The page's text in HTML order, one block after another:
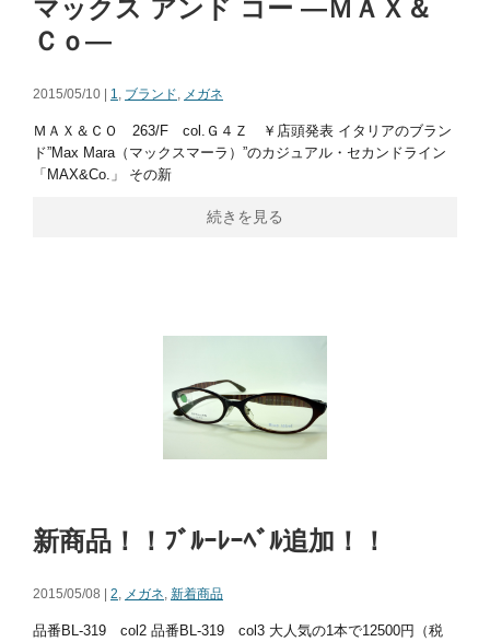
マックス アンド コー ―ＭＡＸ＆
Ｃｏ―
2015/05/10 | 1, ブランド, メガネ
ＭＡＸ＆ＣＯ 263/F col.Ｇ４Ｚ ￥店頭発表 イタリアのブラン
ド”Max Mara（マックスマーラ）”のカジュアル・セカンドライン
「MAX&Co.」 その新
続きを見る
新商品！！ﾌﾞﾙｰﾚｰﾍﾞﾙ追加！！
2015/05/08 | 2 メガネ 新着商品
品番BL-319 col2 品番BL-319 col3 大人気の1本で12500円（税